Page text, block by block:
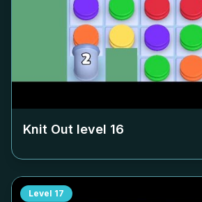
Knit Out level 16
Level 17